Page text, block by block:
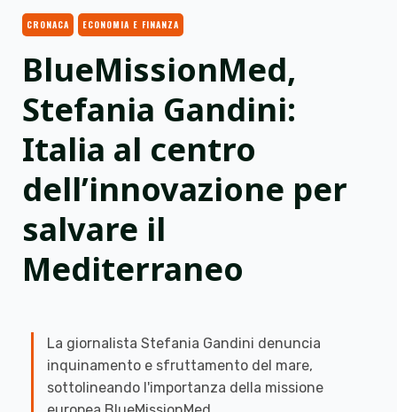
CRONACA ECONOMIA E FINANZA
BlueMissionMed,
Stefania Gandini:
Italia al centro
dell’innovazione per
salvare il
Mediterraneo
La giornalista Stefania Gandini denuncia
inquinamento e sfruttamento del mare,
sottolineando l'importanza della missione